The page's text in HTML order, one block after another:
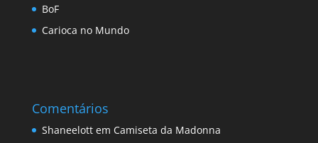
BoF
Carioca no Mundo
Comentários
Shaneelottem Camiseta da Madonna